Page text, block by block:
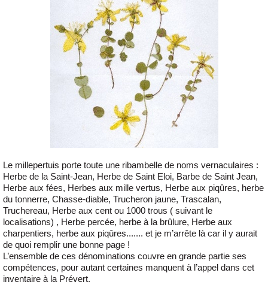
Le millepertuis porte toute une ribambelle de noms vernaculaires :
Herbe de la Saint-Jean, Herbe de Saint Eloi, Barbe de Saint Jean,
Herbe aux fées, Herbes aux mille vertus, Herbe aux piqûres, herbe
du tonnerre, Chasse-diable, Trucheron jaune, Trascalan,
Truchereau, Herbe aux cent ou 1000 trous ( suivant le
localisations) , Herbe percée, herbe à la brûlure, Herbe aux
charpentiers, herbe aux piqûres....... et je m’arrête là car il y aurait
de quoi remplir une bonne page !
L’ensemble de ces dénominations couvre en grande partie ses
compétences, pour autant certaines manquent à l’appel dans cet
inventaire à la Prévert.